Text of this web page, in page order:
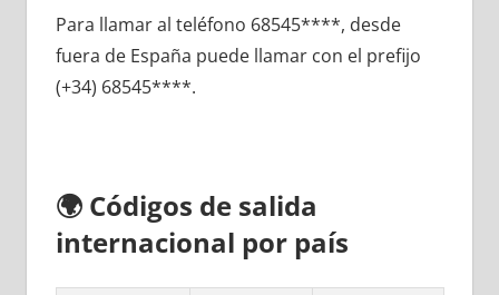
Para llamar al teléfono 68545****, desde
fuera dе España puede llamar сοn el prefijo
(+34) 68545****.
🌍 Códigos dе salida
internacional pοr país